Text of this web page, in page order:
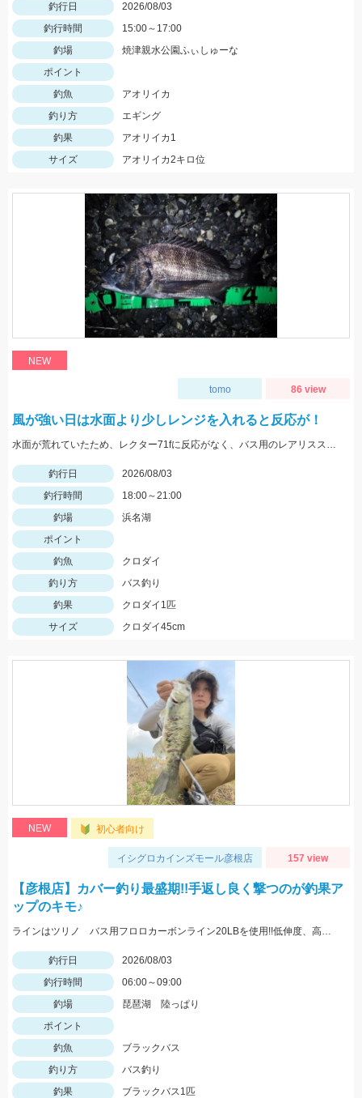
釣行日
2026/08/03
釣行時間
15:00～17:00
釣場
焼津親水公園ふぃしゅーな
ポイント
釣魚
アオリイカ
釣り方
エギング
釣果
アオリイカ1
サイズ
アオリイカ2キロ位
NEW
tomo 86 view
風が強い日は水面より少しレンジを入れると反応が！
水面が荒れていたため、レクター71fに反応がなく、バス用のレアリススピンベイでレンジを少し入れてスローに巻いてくると当たり多数。サイズは選べないですが今回の様なサイズも釣れます。
釣行日
2026/08/03
釣行時間
18:00～21:00
釣場
浜名湖
ポイント
釣魚
クロダイ
釣り方
バス釣り
釣果
クロダイ1匹
サイズ
クロダイ45cm
NEW 初心者向け
イシグロカインズモール彦根店 157 view
【彦根店】カバー釣り最盛期!!手返し良く撃つのが釣果ア
ップのキモ♪
ラインはツリノ バス用フロロカーボンライン20LBを使用!!低伸度、高強度でカバーの釣りはこれで決まり♪
釣行日
2026/08/03
釣行時間
06:00～09:00
釣場
琵琶湖 陸っぱり
ポイント
釣魚
ブラックバス
釣り方
バス釣り
釣果
ブラックバス1匹